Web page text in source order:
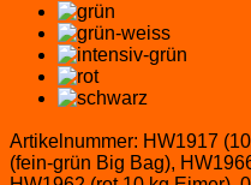
Artikelnummer: HW1917
(fein-grün Big Bag),